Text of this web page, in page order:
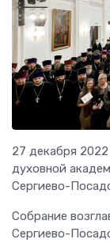
27 декабря
духовной
Сергиево-
Собрание
Сергиево-